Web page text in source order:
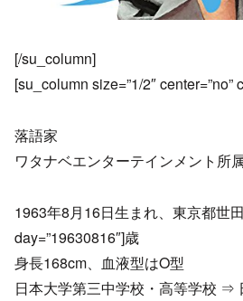
[/su_column]
[su_column size=”1/2″ center=”no”
落語家
ワタナベエンターテインメント所
1963年8月16日生まれ、東京都世
day=”19630816″]歳
身長168cm、血液型はO型
日本大学第三中学校・高等学校 ⇒